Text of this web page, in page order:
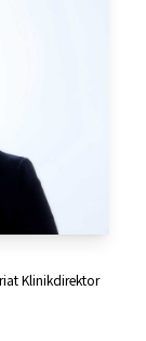
Klinikdirektor